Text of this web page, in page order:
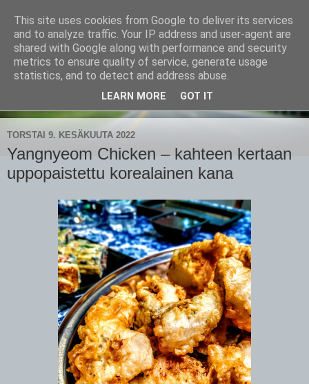
CampaSimpukka
kammen- ja kauhanpyöritystä
TORSTAI 9. KESÄKUUTA 2022
Yangnyeom Chicken – kahteen kertaan
uppopaistettu korealainen kana
This site uses cookies from Google to deliver its services
and to analyze traffic. Your IP address and user-agent are
shared with Google along with performance and security
metrics to ensure quality of service, generate usage
statistics, and to detect and address abuse.
LEARN MORE GOT IT